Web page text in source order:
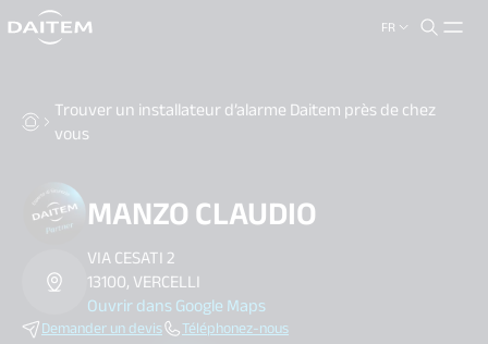
FR
search.label
Trouver un installateur d’alarme Daitem près de chez
vous
MANZO CLAUDIO
VIA CESATI 2
13100, VERCELLI
Ouvrir dans Google Maps
Demander un devis Téléphonez-nous